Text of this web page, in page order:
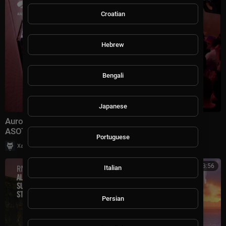
Aurosonic & Zara Taylor - Air (Elite Electronic Remix
ASOT 1268 cut)
Хаус Рычалкин | 41 просмотры
3:56
Croatian
Hebrew
Bengali
Japanese
Portuguese
Italian
Persian